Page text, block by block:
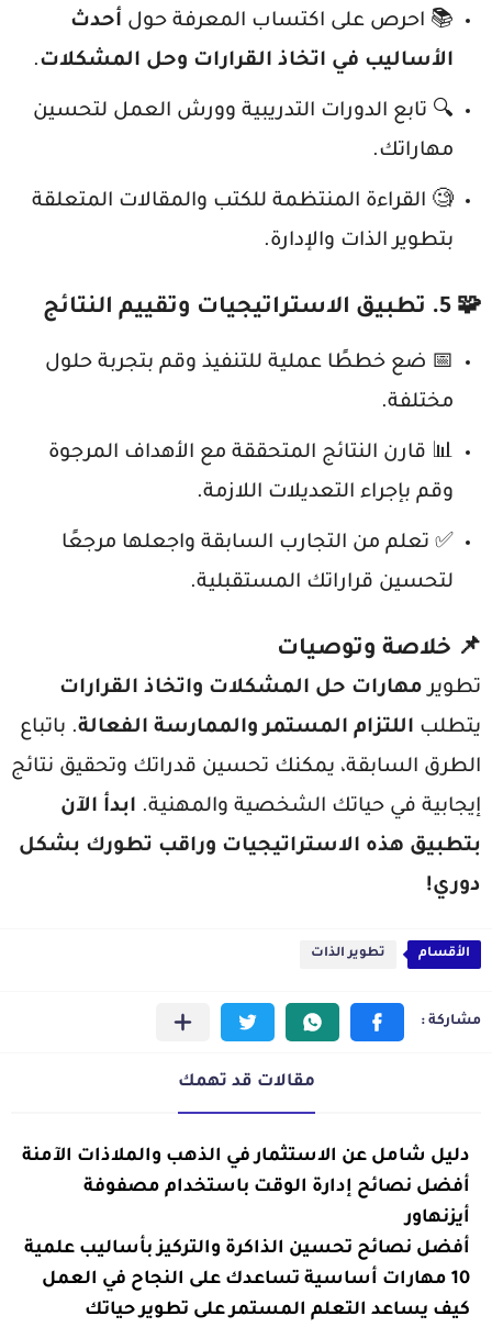
📚 احرص على اكتساب المعرفة حول أحدث
الأساليب في اتخاذ القرارات وحل المشكلات.
🔍 تابع الدورات التدريبية وورش العمل لتحسين
مهاراتك.
🧐 القراءة المنتظمة للكتب والمقالات المتعلقة
بتطوير الذات والإدارة.
🧩 5. تطبيق الاستراتيجيات وتقييم النتائج
📅 ضع خططًا عملية للتنفيذ وقم بتجربة حلول
مختلفة.
📊 قارن النتائج المتحققة مع الأهداف المرجوة
وقم بإجراء التعديلات اللازمة.
✅ تعلم من التجارب السابقة واجعلها مرجعًا
لتحسين قراراتك المستقبلية.
📌 خلاصة وتوصيات
تطوير مهارات حل المشكلات واتخاذ القرارات
يتطلب اللتزام المستمر والممارسة الفعالة. باتباع
الطرق السابقة، يمكنك تحسين قدراتك وتحقيق نتائج
إيجابية في حياتك الشخصية والمهنية. ابدأ الآن
بتطبيق هذه الاستراتيجيات وراقب تطورك بشكل
دوري!
الأقسام تطوير الذات
مقالات قد تهمك
تطوير
الذات
دليل شامل عن الاستثمار في الذهب والملاذات الآمنة
تطوير
الذات
أفضل نصائح إدارة الوقت باستخدام مصفوفة
أيزنهاور
تطوير
الذات
أفضل نصائح تحسين الذاكرة والتركيز بأساليب علمية
تطوير
الذات
10 مهارات أساسية تساعدك على النجاح في العمل
تطوير
كيف يساعد التعلم المستمر على تطوير حياتك